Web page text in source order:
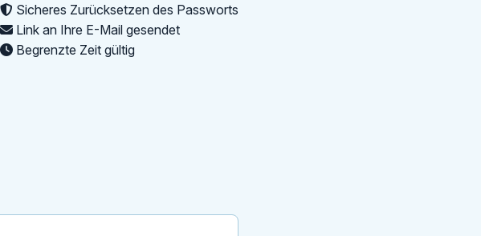
Sicheres Zurücksetzen des Passworts
Link an Ihre E-Mail gesendet
Begrenzte Zeit gültig